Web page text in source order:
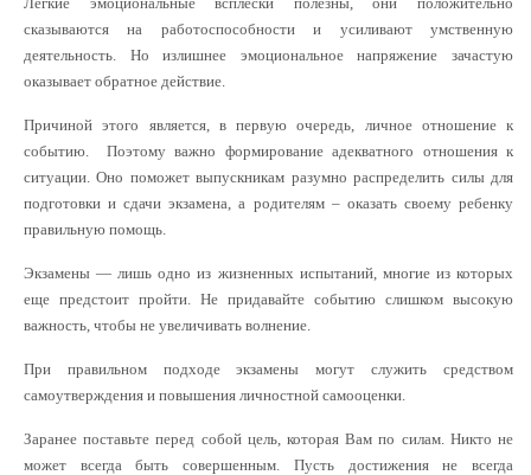
сказываются на работоспособности и усиливают умственную
деятельность. Но излишнее эмоциональное напряжение зачастую
оказывает обратное действие.
Причиной этого является, в первую очередь, личное отношение к
событию. Поэтому важно формирование адекватного отношения к
ситуации. Оно поможет выпускникам разумно распределить силы для
подготовки и сдачи экзамена, а родителям – оказать своему ребенку
правильную помощь.
Экзамены — лишь одно из жизненных испытаний, многие из которых
еще предстоит пройти. Не придавайте событию слишком высокую
важность, чтобы не увеличивать волнение.
При правильном подходе экзамены могут служить средством
самоутверждения и повышения личностной самооценки.
Заранее поставьте перед собой цель, которая Вам по силам. Никто не
может всегда быть совершенным. Пусть достижения не всегда